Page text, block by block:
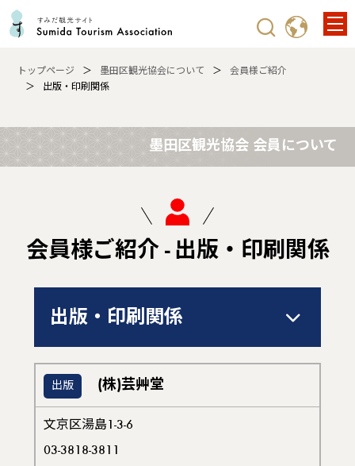
トップページ 墨田区観光協会について
会員様ご紹介
出版・印刷関係
墨田区観光協会 会員について
会員様ご紹介 - 出版・印刷関係
出版・印刷関係
出版 (株)芸艸堂
文京区湯島1-3-6
03-3818-3811